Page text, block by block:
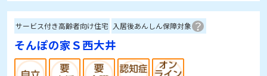
サービス付き高齢者向け住宅 入居後あんしん保障対象
そんぽの家Ｓ西大井